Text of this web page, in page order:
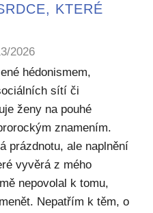
KTERÉ
2026
hédonismem,
sítí či
ženy na pouhé
znamením.
prázdnotu, ale naplnění
vyvěrá z mého
nepovolal k tomu,
Nepatřím k těm, o